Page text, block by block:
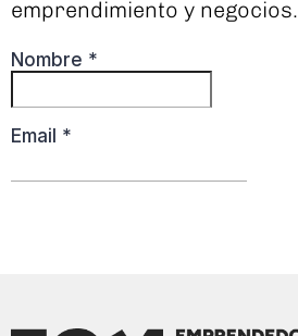
emprendimiento y negocios.